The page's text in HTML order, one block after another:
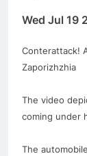
Wed Jul 19
Conterattack!
Zaporizhzhia
The video
coming under
The